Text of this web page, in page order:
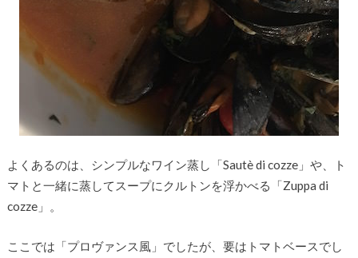
よくあるのは、シンプルなワイン蒸し「Sautè di cozze」や、ト
マトと一緒に蒸してスープにクルトンを浮かべる「Zuppa di
cozze」。
ここでは「プロヴァンス風」でしたが、要はトマトベースでし